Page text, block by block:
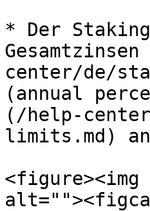
* Der
center/de/
(annual
(/help-
limits.md)
<figure><img